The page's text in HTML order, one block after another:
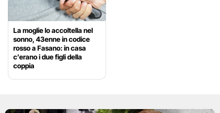
La moglie lo accoltella nel
sonno, 43enne in codice
rosso a Fasano: in casa
c’erano i due figli della
coppia